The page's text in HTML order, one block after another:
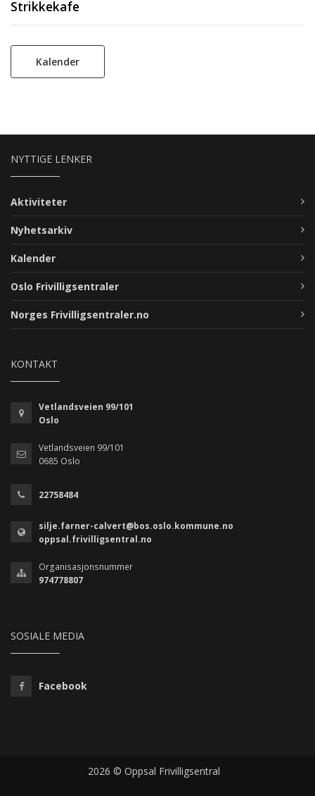
Strikkekafe
Kalender
NYTTIGE LENKER
Aktiviteter
Nyhetsarkiv
Kalender
Oslo Frivilligsentraler
Norges Frivilligsentraler.no
KONTAKT
Vetlandsveien 99/101
Oslo
Vetlandsveien 99/101
0685 Oslo
22758484
silje.farner-calvert@bos.oslo.kommune.no
oppsal.frivilligsentral.no
Organisasjonsnummer
974778807
SOSIALE MEDIA
Facebook
2026 © Oppsal Frivilligsentral